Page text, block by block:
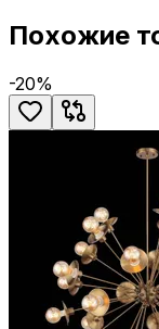
Похожие
-20%